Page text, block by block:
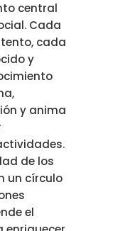
central
Cada
cada
y
y anima
de los
un círculo
el